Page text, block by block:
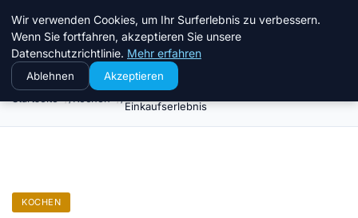
Chinavisum24
Einkaufen: Tipps für ein stressfreies
Einkaufserlebnis
KOCHEN
Wir verwenden Cookies, um Ihr Surferlebnis zu verbessern.
Wenn Sie fortfahren, akzeptieren Sie unsere
Datenschutzrichtlinie. Mehr erfahren
Ablehnen Akzeptieren